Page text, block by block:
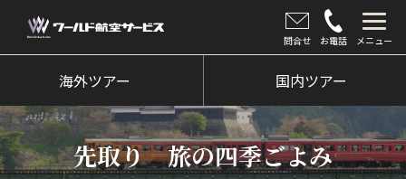
問合せ お電話 メニュー
海外ツアー
国内ツアー
クルーズツアー
海外ツアー 国内ツアー
先取り 旅の四季ごよみ